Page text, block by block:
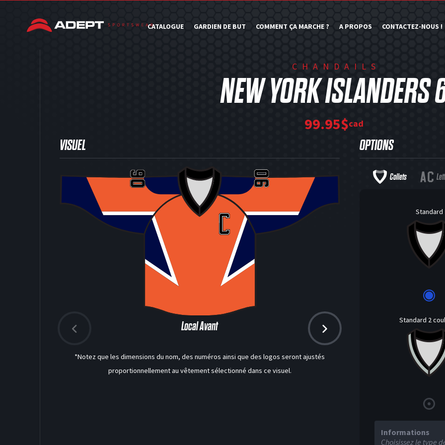
CATALOGUE GARDIEN DE BUT COMMENT ÇA MARCHE ? A PROPOS CONTACTEZ-NOUS !
CHANDAILS
NEW YORK ISLANDERS
99.95$cad
VISUEL
Local Avant
*Notez que les dimensions du nom, des numéros ainsi que des logos seront ajustés
proportionnellement au vêtement sélectionné dans ce visuel.
OPTIONS
Collets
Standard
Standard 2
Informations
Choisissez le type